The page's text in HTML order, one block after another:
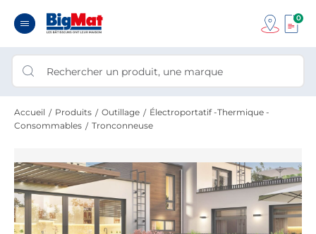
0
Accueil Produits Outillage
Électroportatif -Thermique -
Consommables
Tronconneuse